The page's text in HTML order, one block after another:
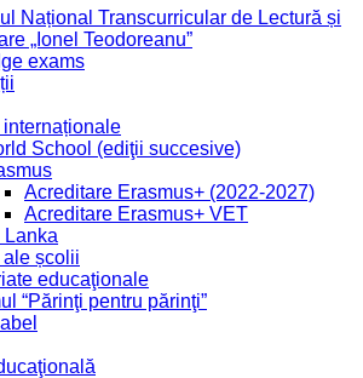
Național Transcurricular de Lectură și
„Ionel Teodoreanu”
exams
internaționale
School (ediţii succesive)
Acreditare Erasmus+ (2022-2027)
Acreditare Erasmus+ VET
Lanka
ale școlii
educaţionale
“Părinţi pentru părinţi”